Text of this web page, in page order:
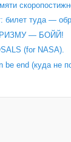
билет туда —
— БОЙЙ!
(for NASA).
be end (куда не